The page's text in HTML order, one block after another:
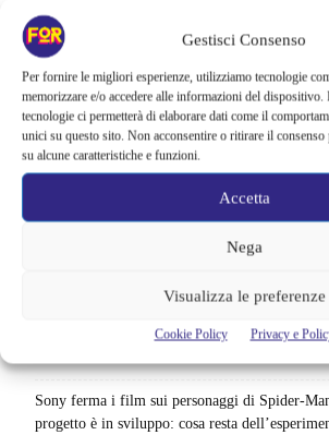
Gestisci Consenso
Per fornire le migliori esperienze, utilizziamo tecnologie
memorizzare e/o accedere alle informazioni del dispositivo.
tecnologie ci permetterà di elaborare dati come il
unici su questo sito. Non acconsentire o ritirare il
su alcune caratteristiche e funzioni.
Accetta
Nega
Visualizza le preferenze
Cookie Policy Privacy e
La paura dell’altezza torna al cinema | Il
Sony ferma i film sui personaggi di Spider-
progetto è in sviluppo: cosa resta